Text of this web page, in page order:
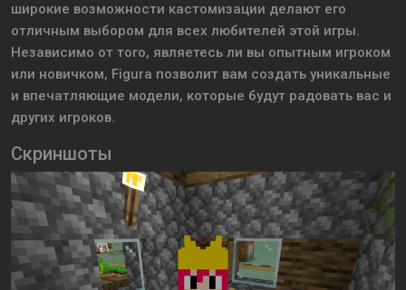
широкие возможности кастомизации делают его
отличным выбором для всех любителей этой игры.
Независимо от того, являетесь ли вы опытным игроком
или новичком, Figura позволит вам создать уникальные
и впечатляющие модели, которые будут радовать вас и
других игроков.
Скриншоты